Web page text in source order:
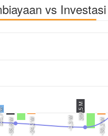
vs
M -1,3 M
-35,6 M
209,5 M
-24,2 M -30,2 M